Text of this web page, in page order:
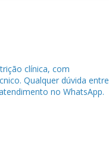
clínica, com
Qualquer dúvida entre
no WhatsApp.